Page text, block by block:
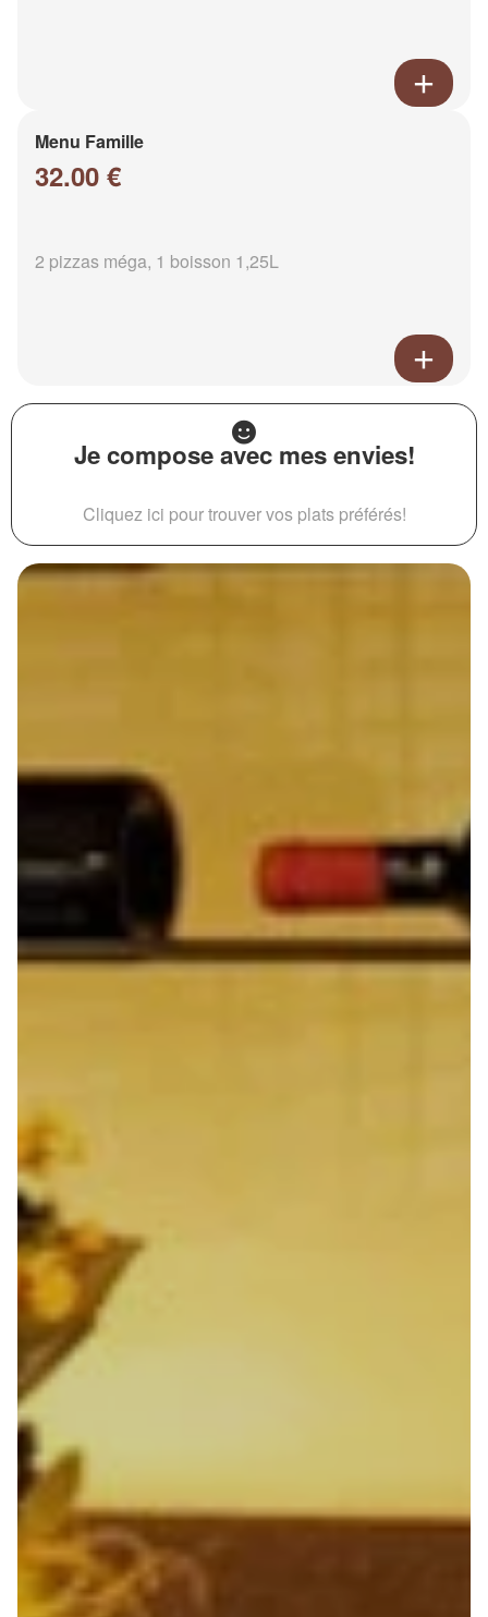
Menu Famille
32.00 €
2 pizzas méga, 1 boisson 1,25L
Je compose avec mes envies!
Cliquez ici pour trouver vos plats préférés!